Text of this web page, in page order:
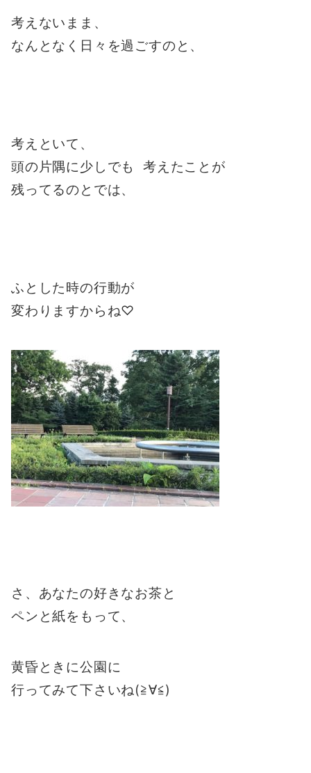
考えないまま、
なんとなく日々を過ごすのと、
考えといて、
頭の片隅に少しでも 考えたことが
残ってるのとでは、
ふとした時の行動が
変わりますからね♡
さ、 あなたの好きなお茶と
ペンと紙をもって、
黄昏ときに公園に
行ってみて下さいね(≧∀≦)